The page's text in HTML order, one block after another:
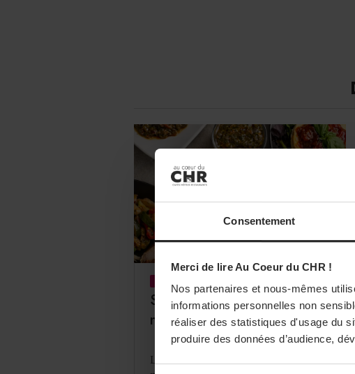
Consentement
Merci de lire Au Coeur du CHR !
Nos partenaires et nous-mêmes
informations personnelles non
réaliser des statistiques d'usage du
produire des données d’audience,
Sud & Sol dévoile une
nouvelle gamme de sauces
L’entreprise Sud & Sol dévoile une